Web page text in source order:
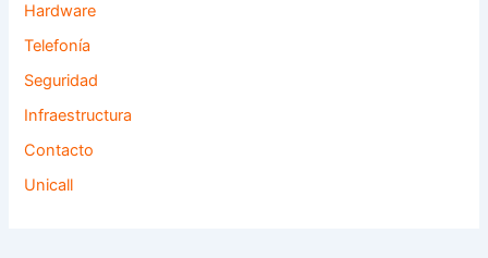
Hardware
Telefonía
Seguridad
Infraestructura
Contacto
Unicall